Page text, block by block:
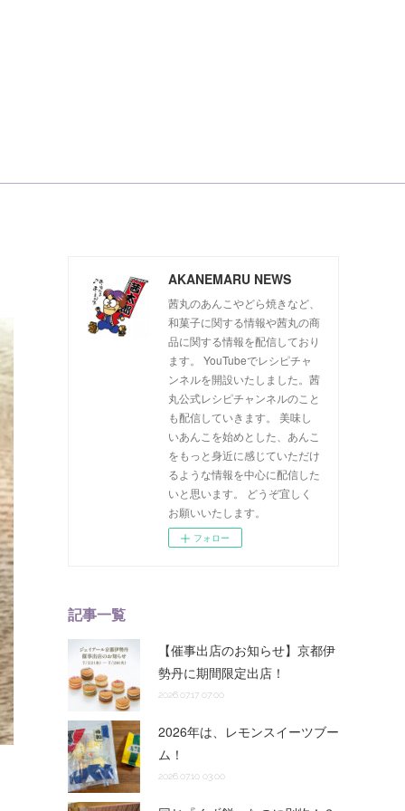
AKANEMARU NEWS
茜丸のあんこやどら焼きなど、
和菓子に関する情報や茜丸の商
品に関する情報を配信しており
ます。 YouTubeでレシピチャ
ンネルを開設いたしました。茜
丸公式レシピチャンネルのこと
も配信していきます。 美味し
いあんこを始めとした、あんこ
をもっと身近に感じていただけ
るような情報を中心に配信した
いと思います。 どうぞ宜しく
お願いいたします。
フォロー
記事一覧
【催事出店のお知らせ】京都伊
勢丹に期間限定出店！
2026.07.17 07:00
2026年は、レモンスイーツブー
ム！
2026.07.10 03:00